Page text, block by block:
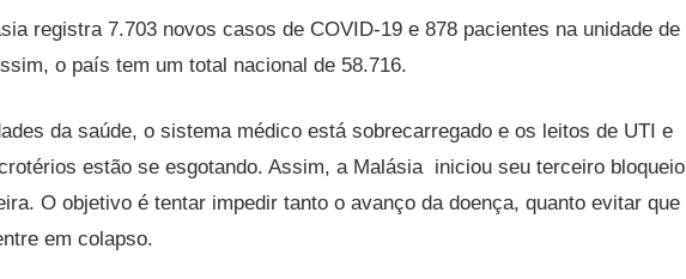
registra 7.703 novos casos de COVID-19 e 878 pacientes na unidade de
o país tem um total nacional de 58.716.
da saúde, o sistema médico está sobrecarregado e os leitos de UTI e
estão se esgotando. Assim, a Malásia iniciou seu terceiro bloqueio
O objetivo é tentar impedir tanto o avanço da doença, quanto evitar que
em colapso.